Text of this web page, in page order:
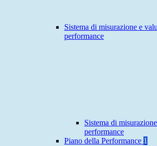
Sistema di misurazione e
performance
Sistema di
performance
Piano della Performance 1